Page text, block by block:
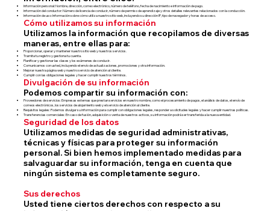
Información personal: Nombre, dirección, correo electrónico, número de teléfono, fecha de nacimiento e información de pago.
Información del conductor: Número de licencia de conducir, número de permiso de aprendizaje y otros detalles relevantes relacionados con la conducción.
Información de uso: Información sobre cómo utiliza nuestro sitio web, incluyendo su dirección IP, tipo de navegador y horas de acceso.
Cómo utilizamos su información
Utilizamos la información que recopilamos de diversas
maneras, entre ellas para:
Proporcionar, operar y mantener nuestro sitio web y nuestros servicios.
Tramita tu registro y gestiona tu cuenta.
Planificar y gestionar las clases y los exámenes de conducir.
Comunicarnos con usted, incluyendo el envío de actualizaciones, promociones y otra información.
Mejorar nuestra página web y nuestro servicio de atención al cliente.
Cumplir con las obligaciones legales y hacer cumplir nuestros términos.
Divulgación de su información
Podemos compartir su información con:
Proveedores de servicios: Empresas externas que prestan servicios en nuestro nombre, como el procesamiento de pagos, el análisis de datos, el envío de
correos electrónicos, los servicios de alojamiento web y el servicio de atención al cliente.
Requisitos legales: Podemos divulgar su información para cumplir con obligaciones legales, responder a solicitudes legales y hacer cumplir nuestras políticas.
Transferencias comerciales: En caso de fusión, adquisición o venta de nuestros activos, su información podrá ser transferida a la nueva entidad.
Seguridad de los datos
Utilizamos medidas de seguridad administrativas,
técnicas y físicas para proteger su información
personal. Si bien hemos implementado medidas para
salvaguardar su información, tenga en cuenta que
ningún sistema es completamente seguro.
Sus derechos
Usted tiene ciertos derechos con respecto a su